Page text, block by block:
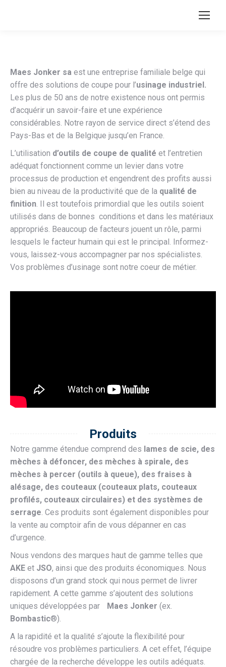
Maes Jonker sa est une entreprise familiale belge qui
offre des solutions de coupe pour l’usinage industriel.
Les plus de 50 ans de notre existence nous ont permis
d’acquérir un savoir-faire et une expérience
considérables. Notre rayon de service direct s’étend des
Pays-Bas et de la Belgique jusqu’en France.
L’utilisation d’outils de coupe de qualité et l’entretien
adéquat fonctionnent comme un levier dans votre
processus de production et engendrent des profits aussi
bien au niveau de la productivité que de la qualité de
finition. Il est toutefois primordial que les outils soient
utilisés dans de bonnes conditions et dans les matériaux
appropriés. Beaucoup de facteurs jouent un rôle, parmi
lesquels le facteur humain qui est le principal. Informez-
vous, laissez-vous accompagner par nos spécialistes.
Vos problèmes d’usinage sont notre coeur de métier.
Produits
Notre gamme étendue comprend des lames de scie, des
mèches à défoncer, des mèches à spirale, des
mèches à percer (outils à queue), des fraises à
alésage, des couteaux (couteaux plats, couteaux
profilés, couteaux circulaires) et des systèmes de
serrage . Ces produits sont également disponibles pour
la vente au comptoir afin de vous dépanner en cas
d’urgence.
Nous vendons des marques haut de gamme telles que
AKE et JSO, ainsi que des produits économiques. Nous
disposons d’un grand stock qui nous permet de livrer
rapidement. A cette gamme s’ajoutent des solutions
uniques développées par Maes Jonker (ex.
Bombastic®).
A la rapidité et la qualité s’ajoute la flexibilité pour
résoudre vos problèmes particuliers. A cet effet, l’équipe
chargée de la recherche développe les outils adéquats.